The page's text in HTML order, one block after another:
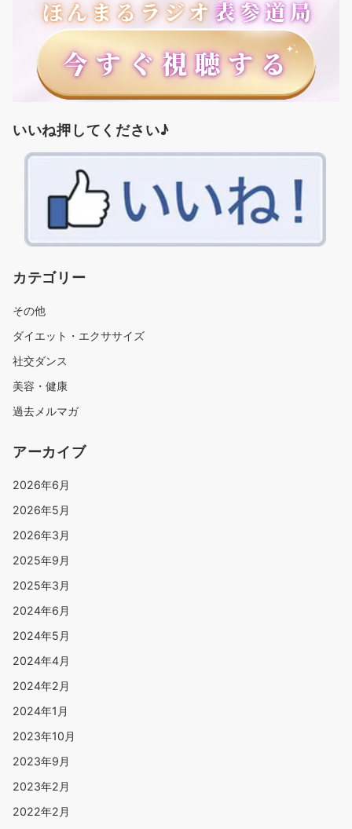
いいね押してください♪
カテゴリー
その他
ダイエット・エクササイズ
社交ダンス
美容・健康
過去メルマガ
アーカイブ
2026年6月
2026年5月
2026年3月
2025年9月
2025年3月
2024年6月
2024年5月
2024年4月
2024年2月
2024年1月
2023年10月
2023年9月
2023年2月
2022年2月